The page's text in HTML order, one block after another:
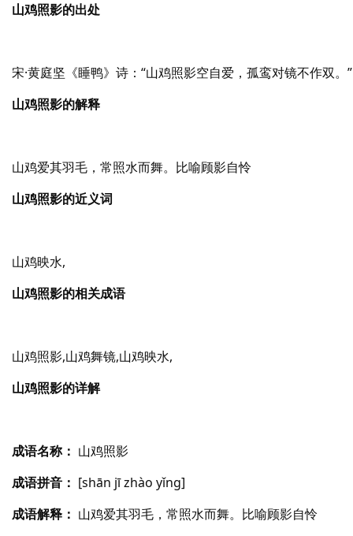
山鸡照影的出处
宋·黄庭坚《睡鸭》诗：“山鸡照影空自爱，孤鸾对镜不作双。”
山鸡照影的解释
山鸡爱其羽毛，常照水而舞。比喻顾影自怜
山鸡照影的近义词
山鸡映水,
山鸡照影的相关成语
山鸡照影,山鸡舞镜,山鸡映水,
山鸡照影的详解
成语名称： 山鸡照影
成语拼音： [shān jī zhào yǐng]
成语解释： 山鸡爱其羽毛，常照水而舞。比喻顾影自怜